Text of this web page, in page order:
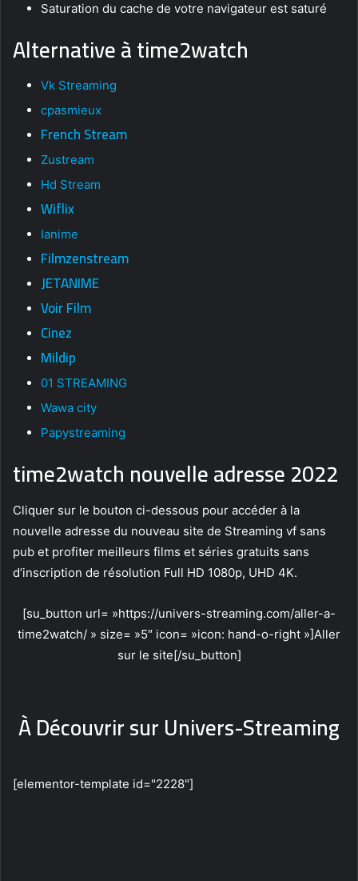
Saturation du cache de votre navigateur est saturé
Alternative à time2watch
Vk Streaming
cpasmieux
French Stream
Zustream
Hd Stream
Wiflix
Ianime
Filmzenstream
JETANIME
Voir Film
Cinez
Mildip
01 STREAMING
Wawa city
Papystreaming
time2watch nouvelle adresse 2022
Cliquer sur le bouton ci-dessous pour accéder à la
nouvelle adresse du nouveau site de Streaming vf sans
pub et profiter meilleurs films et séries gratuits sans
d’inscription de résolution Full HD 1080p, UHD 4K.
[su_button url= »https://univers-streaming.com/aller-a-
time2watch/ » size= »5″ icon= »icon: hand-o-right »]Aller
sur le site[/su_button]
À Découvrir sur Univers-Streaming
[elementor-template id="2228"]